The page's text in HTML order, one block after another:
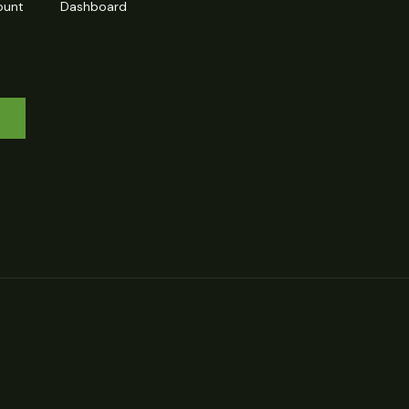
Dashboard